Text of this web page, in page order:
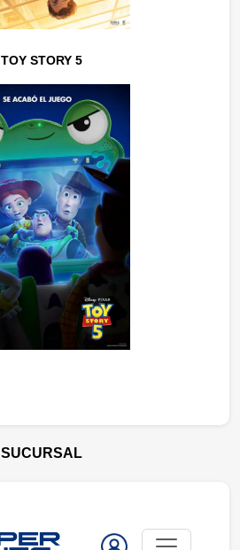
TOY STORY 5
SUCURSAL